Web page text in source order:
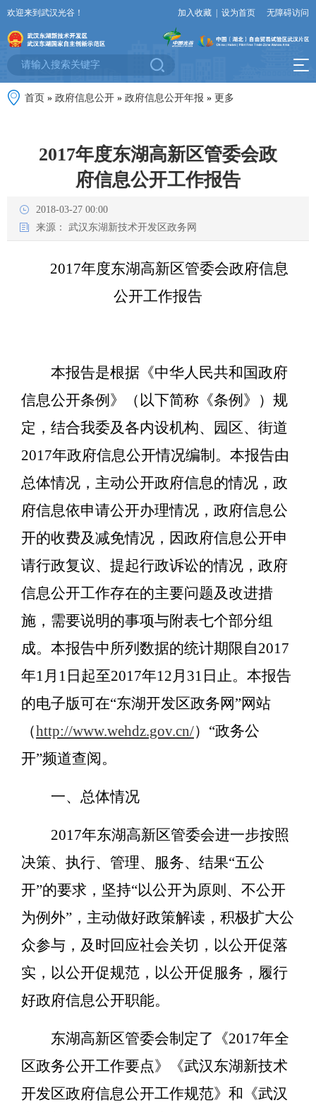
欢迎来到武汉光谷！ 加入收藏 设为首页 无障碍访问
首页 » 政府信息公开 » 政府信息公开年报 » 更多
2017年度东湖高新区管委会政
府信息公开工作报告
2018-03-27 00:00
来源： 武汉东湖新技术开发区政务网
2017年度东湖高新区管委会政府信息
公开工作报告
本报告是根据《中华人民共和国政府
信息公开条例》（以下简称《条例》）规
定，结合我委及各内设机构、园区、街道
2017年政府信息公开情况编制。本报告由
总体情况，主动公开政府信息的情况，政
府信息依申请公开办理情况，政府信息公
开的收费及减免情况，因政府信息公开申
请行政复议、提起行政诉讼的情况，政府
信息公开工作存在的主要问题及改进措
施，需要说明的事项与附表七个部分组
成。本报告中所列数据的统计期限自2017
年1月1日起至2017年12月31日止。本报告
的电子版可在“东湖开发区政务网”网站
（http://www.wehdz.gov.cn/）“政务公
开”频道查阅。
一、总体情况
2017年东湖高新区管委会进一步按照
决策、执行、管理、服务、结果“五公
开”的要求，坚持“以公开为原则、不公开
为例外”，主动做好政策解读，积极扩大公
众参与，及时回应社会关切，以公开促落
实，以公开促规范，以公开促服务，履行
好政府信息公开职能。
东湖高新区管委会制定了《2017年全
区政务公开工作要点》《武汉东湖新技术
开发区政府信息公开工作规范》和《武汉